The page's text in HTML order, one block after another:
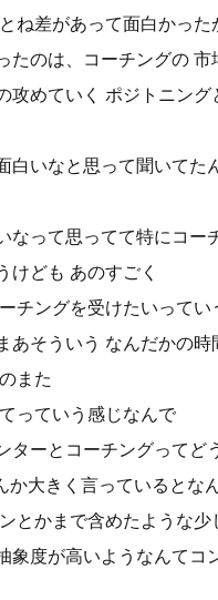
ね差があって面白かった
たのは、コーチングの
攻めていく ポジトニン
白いなと思って聞いてた
なって思ってて特にコ
けども あのすごく
チングを受けたいってい
あそういう なんだかの
また
っていう感じなんで
ターとコーチングって
か大きく言っているとな
とかまで含めたような少
象度が高いようなんて